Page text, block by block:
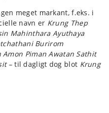
meget markant, f.eks. i
navn er Krung Thep
Mahinthara Ayuthaya
Burirom
Piman Awatan Sathit
– til dagligt dog blot Krung